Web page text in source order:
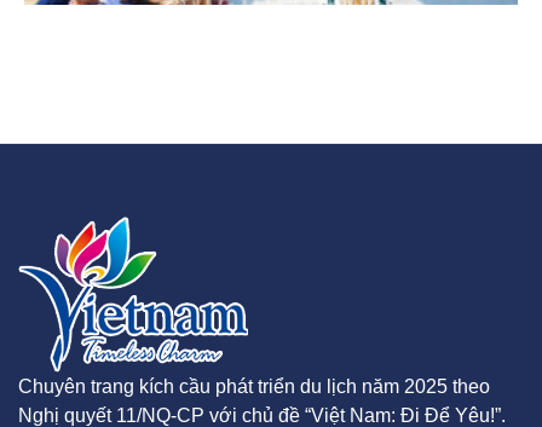
Chuyên trang kích cầu phát triển du lịch năm 2025 theo
Nghị quyết 11/NQ-CP với chủ đề “Việt Nam: Đi Để Yêu!”.